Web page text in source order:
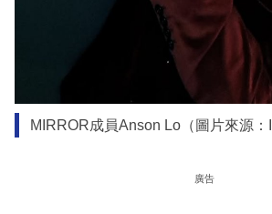
MIRROR成員Anson Lo（圖片來源：
廣告